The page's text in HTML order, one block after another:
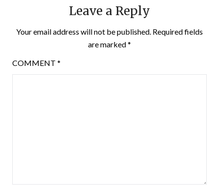
Leave a Reply
Your email address will not be published. Required fields
are marked*
COMMENT *